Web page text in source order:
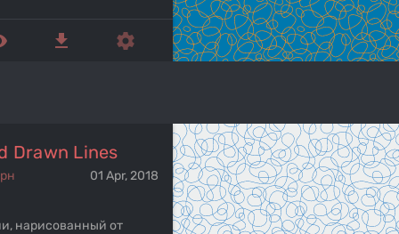
get_app settings
Drawn Lines
01 Apr, 2018
нарисованный от